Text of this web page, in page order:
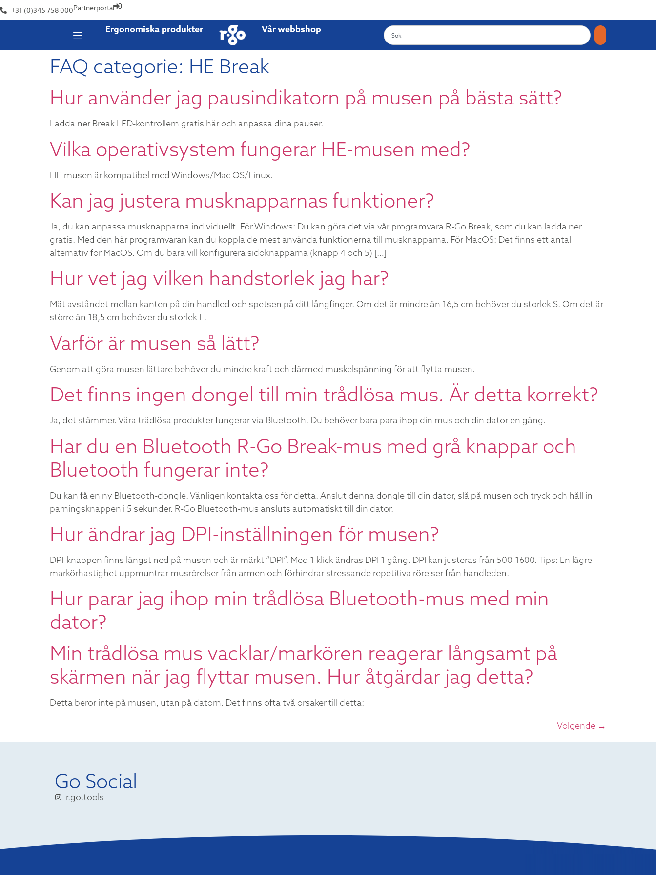
+31 (0)345 758 000Partnerportal
Ergonomiska produkter Vår webbshop
FAQ categorie: HE Break
Hur använder jag pausindikatorn på musen på bästa sätt?
Ladda ner Break LED-kontrollern gratis här och anpassa dina pauser.
Vilka operativsystem fungerar HE-musen med?
HE-musen är kompatibel med Windows/Mac OS/Linux.
Kan jag justera musknapparnas funktioner?
Ja, du kan anpassa musknapparna individuellt. För Windows: Du kan göra det via vår programvara R-Go Break, som du kan ladda ner
gratis. Med den här programvaran kan du koppla de mest använda funktionerna till musknapparna. För MacOS: Det finns ett antal
alternativ för MacOS. Om du bara vill konfigurera sidoknapparna (knapp 4 och 5) […]
Hur vet jag vilken handstorlek jag har?
Mät avståndet mellan kanten på din handled och spetsen på ditt långfinger. Om det är mindre än 16,5 cm behöver du storlek S. Om det är
större än 18,5 cm behöver du storlek L.
Varför är musen så lätt?
Genom att göra musen lättare behöver du mindre kraft och därmed muskelspänning för att flytta musen.
Det finns ingen dongel till min trådlösa mus. Är detta korrekt?
Ja, det stämmer. Våra trådlösa produkter fungerar via Bluetooth. Du behöver bara para ihop din mus och din dator en gång.
Har du en Bluetooth R-Go Break-mus med grå knappar och
Bluetooth fungerar inte?
Du kan få en ny Bluetooth-dongle. Vänligen kontakta oss för detta. Anslut denna dongle till din dator, slå på musen och tryck och håll in
parningsknappen i 5 sekunder. R-Go Bluetooth-mus ansluts automatiskt till din dator.
Hur ändrar jag DPI-inställningen för musen?
DPI-knappen finns längst ned på musen och är märkt “DPI”. Med 1 klick ändras DPI 1 gång. DPI kan justeras från 500-1600. Tips: En lägre
markörhastighet uppmuntrar musrörelser från armen och förhindrar stressande repetitiva rörelser från handleden.
Hur parar jag ihop min trådlösa Bluetooth-mus med min
dator?
Min trådlösa mus vacklar/markören reagerar långsamt på
skärmen när jag flyttar musen. Hur åtgärdar jag detta?
Detta beror inte på musen, utan på datorn. Det finns ofta två orsaker till detta:
Volgende →
Go Social
r.go.tools